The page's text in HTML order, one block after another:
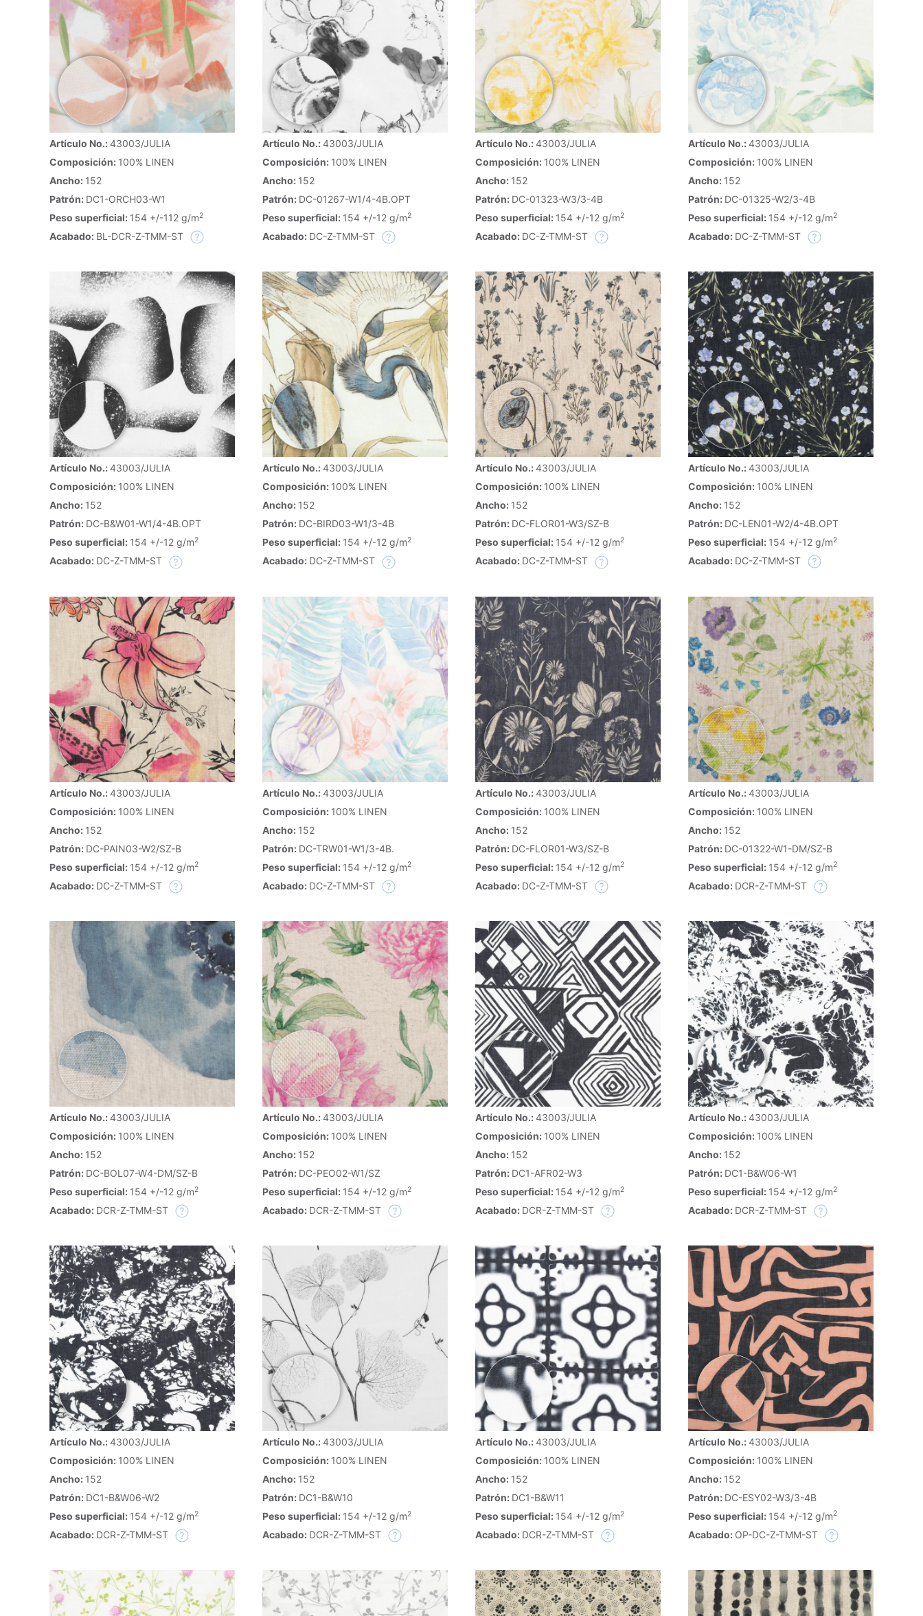
Artículo No.:43003/JULIA
Composición: 100% LINEN
Ancho: 152
Patrón: DC1-ORCH03-W1
Peso superficial: 154 +/-112 g/m2
Acabado: BL-DCR-Z-TMM-ST
Artículo No.:43003/JULIA
Composición: 100% LINEN
Ancho: 152
Patrón: DC-01267-W1/4-4B.OPT
Peso superficial: 154 +/-12 g/m2
Acabado: DC-Z-TMM-ST
Artículo No.:43003/JULIA
Composición: 100% LINEN
Ancho: 152
Patrón: DC-01323-W3/3-4B
Peso superficial: 154 +/-12 g/m2
Acabado: DC-Z-TMM-ST
Artículo No.:43003/JULIA
Composición: 100% LINEN
Ancho: 152
Patrón: DC-01325-W2/3-4B
Peso superficial: 154 +/-12 g/m2
Acabado: DC-Z-TMM-ST
Artículo No.:43003/JULIA
Composición: 100% LINEN
Ancho: 152
Patrón: DC-B&W01-W1/4-4B.OPT
Peso superficial: 154 +/-12 g/m2
Acabado: DC-Z-TMM-ST
Artículo No.:43003/JULIA
Composición: 100% LINEN
Ancho: 152
Patrón: DC-BIRD03-W1/3-4B
Peso superficial: 154 +/-12 g/m2
Acabado: DC-Z-TMM-ST
Artículo No.:43003/JULIA
Composición: 100% LINEN
Ancho: 152
Patrón: DC-FLOR01-W3/SZ-B
Peso superficial: 154 +/-12 g/m2
Acabado: DC-Z-TMM-ST
Artículo No.:43003/JULIA
Composición: 100% LINEN
Ancho: 152
Patrón: DC-LEN01-W2/4-4B.OPT
Peso superficial: 154 +/-12 g/m2
Acabado: DC-Z-TMM-ST
Artículo No.:43003/JULIA
Composición: 100% LINEN
Ancho: 152
Patrón: DC-PAIN03-W2/SZ-B
Peso superficial: 154 +/-12 g/m2
Acabado: DC-Z-TMM-ST
Artículo No.:43003/JULIA
Composición: 100% LINEN
Ancho: 152
Patrón: DC-TRW01-W1/3-4B.
Peso superficial: 154 +/-12 g/m2
Acabado: DC-Z-TMM-ST
Artículo No.:43003/JULIA
Composición: 100% LINEN
Ancho: 152
Patrón: DC-FLOR01-W3/SZ-B
Peso superficial: 154 +/-12 g/m2
Acabado: DC-Z-TMM-ST
Artículo No.:43003/JULIA
Composición: 100% LINEN
Ancho: 152
Patrón: DC-01322-W1-DM/SZ-B
Peso superficial: 154 +/-12 g/m2
Acabado: DCR-Z-TMM-ST
Artículo No.:43003/JULIA
Composición: 100% LINEN
Ancho: 152
Patrón: DC-BOL07-W4-DM/SZ-B
Peso superficial: 154 +/-12 g/m2
Acabado: DCR-Z-TMM-ST
Artículo No.:43003/JULIA
Composición: 100% LINEN
Ancho: 152
Patrón: DC-PEO02-W1/SZ
Peso superficial: 154 +/-12 g/m2
Acabado: DCR-Z-TMM-ST
Artículo No.:43003/JULIA
Composición: 100% LINEN
Ancho: 152
Patrón: DC1-AFR02-W3
Peso superficial: 154 +/-12 g/m2
Acabado: DCR-Z-TMM-ST
Artículo No.:43003/JULIA
Composición: 100% LINEN
Ancho: 152
Patrón: DC1-B&W06-W1
Peso superficial: 154 +/-12 g/m2
Acabado: DCR-Z-TMM-ST
Artículo No.:43003/JULIA
Composición: 100% LINEN
Ancho: 152
Patrón: DC1-B&W06-W2
Peso superficial: 154 +/-12 g/m2
Acabado: DCR-Z-TMM-ST
Artículo No.:43003/JULIA
Composición: 100% LINEN
Ancho: 152
Patrón: DC1-B&W10
Peso superficial: 154 +/-12 g/m2
Acabado: DCR-Z-TMM-ST
Artículo No.:43003/JULIA
Composición: 100% LINEN
Ancho: 152
Patrón: DC1-B&W11
Peso superficial: 154 +/-12 g/m2
Acabado: DCR-Z-TMM-ST
Artículo No.:43003/JULIA
Composición: 100% LINEN
Ancho: 152
Patrón: DC-ESY02-W3/3-4B
Peso superficial: 154 +/-12 g/m2
Acabado: OP-DC-Z-TMM-ST